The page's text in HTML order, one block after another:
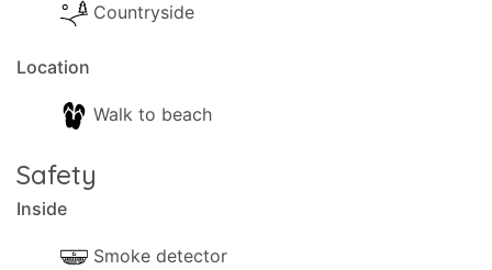
Countryside
Location
Walk to beach
Safety
Inside
Smoke detector